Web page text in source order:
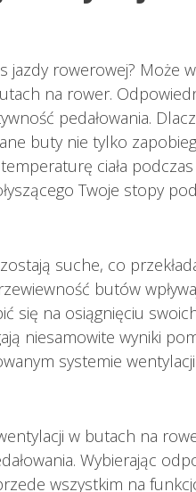
jazdy rowerowej? Może
na rower.
pedałowania.
buty nie tylko
ciała podczas
Twoje stopy
suche, co
butów
się na osiągnięciu
niesamowite wyniki
systemie
w butach na
Wybierając
wszystkim na